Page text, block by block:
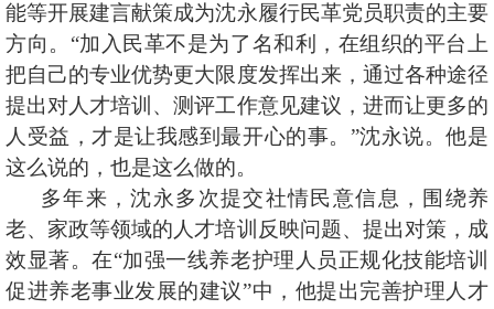
能等开展建言献策成为沈永履行民革党员职责的主要
方向。“加入民革不是为了名和利，在组织的平台上
把自己的专业优势更大限度发挥出来，通过各种途径
提出对人才培训、测评工作意见建议，进而让更多的
人受益，才是让我感到最开心的事。”沈永说。他是
这么说的，也是这么做的。
多年来，沈永多次提交社情民意信息，围绕养
老、家政等领域的人才培训反映问题、提出对策，成
效显著。在“加强一线养老护理人员正规化技能培训
促进养老事业发展的建议”中，他提出完善护理人才